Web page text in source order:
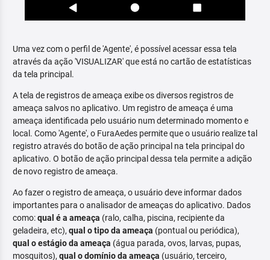
Uma vez com o perfil de 'Agente', é possível acessar essa tela
através da ação 'VISUALIZAR' que está no cartão de estatísticas
da tela principal.
A tela de registros de ameaça exibe os diversos registros de
ameaça salvos no aplicativo. Um registro de ameaça é uma
ameaça identificada pelo usuário num determinado momento e
local. Como 'Agente', o FuraAedes permite que o usuário realize tal
registro através do botão de ação principal na tela principal do
aplicativo. O botão de ação principal dessa tela permite a adição
de novo registro de ameaça.
Ao fazer o registro de ameaça, o usuário deve informar dados
importantes para o analisador de ameaças do aplicativo. Dados
como:qual é a ameaça (ralo, calha, piscina, recipiente da
geladeira, etc), qual o tipo da ameaça (pontual ou periódica),
qual o estágio da ameaça (água parada, ovos, larvas, pupas,
mosquitos), qual o domínio da ameaça (usuário, terceiro,